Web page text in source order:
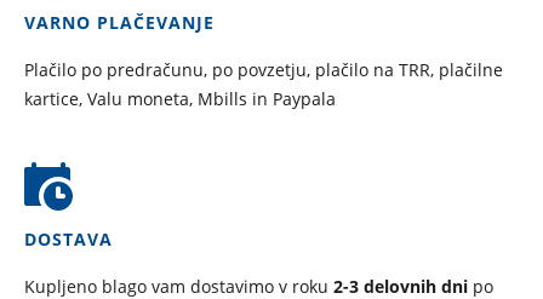
VARNO PLAČEVANJE
Plačilo po predračunu, po povzetju, plačilo na TRR, plačilne
kartice, Valu moneta, Mbills in Paypala
DOSTAVA
Kupljeno blago vam dostavimo v roku 2-3 delovnih dni po